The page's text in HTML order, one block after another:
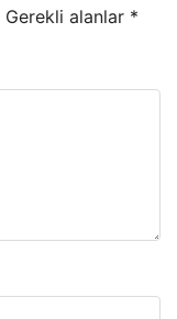
Gerekli alanlar *